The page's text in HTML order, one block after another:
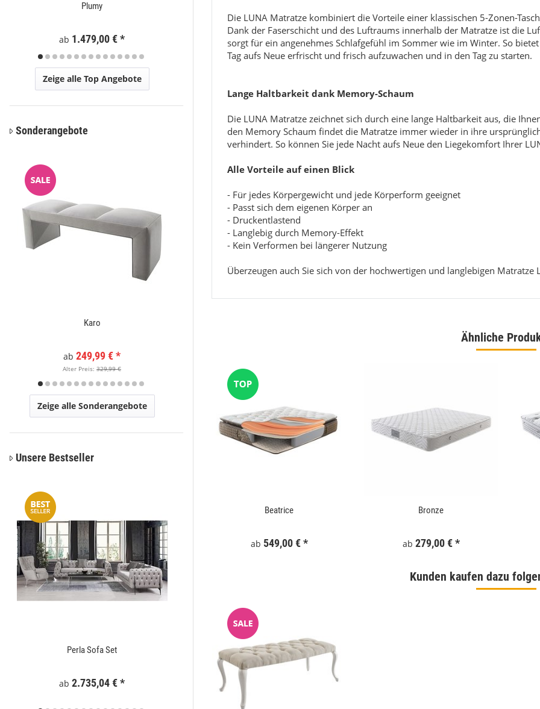
Die LUNA Matratze kombiniert die Vorteile einer klassischen 5-Zonen-
Dank der Faserschicht und des Luftraums innerhalb der Matratze ist die
sorgt für ein angenehmes Schlafgefühl im Sommer wie im Winter. So
Tag aufs Neue erfrischt und frisch aufzuwachen und in den Tag zu starten.
Lange Haltbarkeit dank Memory-Schaum
Die LUNA Matratze zeichnet sich durch eine lange Haltbarkeit aus, die
den Memory Schaum findet die Matratze immer wieder in ihre
verhindert. So können Sie jede Nacht aufs Neue den Liegekomfort Ihrer
Alle Vorteile auf einen Blick
- Für jedes Körpergewicht und jede Körperform geeignet
- Passt sich dem eigenen Körper an
- Druckentlastend
- Langlebig durch Memory-Effekt
- Kein Verformen bei längerer Nutzung
Überzeugen auch Sie sich von der hochwertigen und langlebigen Matratze
Ähnliche
ab549,00 € *
Beatrice
ab 549,00 € *
Bronze
ab 279,00 € *
Kunden kaufen dazu
Plumy
ab 1.479,00 €* ab599,00 € * ab549,00 € *
Zeige alle Top Angebote
Sonderangebote
Karo
ab 249,99 €*
Alter Preis: 329,99 € Alter Preis:
x 240
Zeige alle Sonderangebote
Unsere Bestseller
Perla Sofa Set
ab 2.735,04 €*
Zaunelement WPC 180x186 cm Schwarz